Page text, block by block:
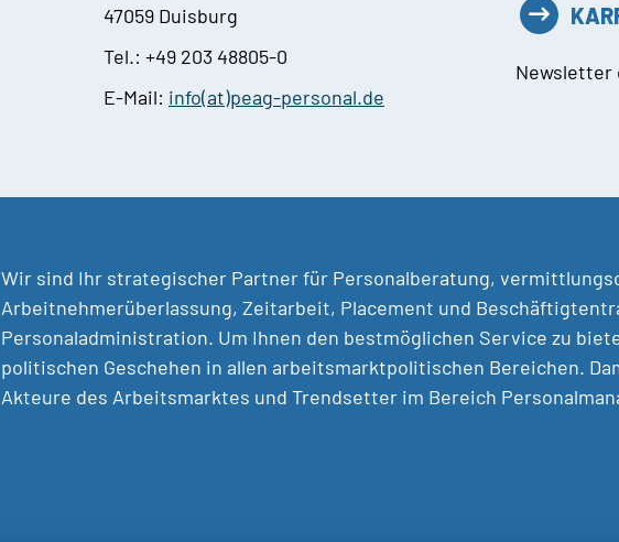
47059 Duisburg
Tel.: +49 203 48805-0
E-Mail: info(at)peag-personal.de
Newsletter
Wir sind Ihr strategischer Partner für Personalberatung,
Arbeitnehmerüberlassung, Zeitarbeit, Placement und
Personaladministration. Um Ihnen den bestmöglichen Service zu
politischen Geschehen in allen arbeitsmarktpolitischen Bereichen.
Akteure des Arbeitsmarktes und Trendsetter im Bereich